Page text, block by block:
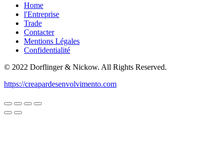
Home
l'Entreprise
Trade
Contacter
Mentions Légales
Confidentialité
© 2022 Dorflinger & Nickow. All Rights Reserved.
https://creapardesenvolvimento.com